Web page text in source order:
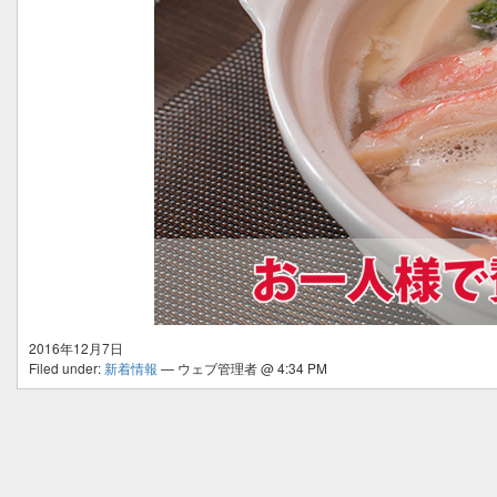
2016年12月7日
Filed under:新着情報 — ウェブ管理者 @ 4:34 PM